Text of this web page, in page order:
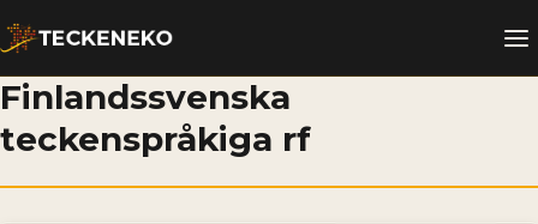
Finlandssvenska
teckenspråkiga rf